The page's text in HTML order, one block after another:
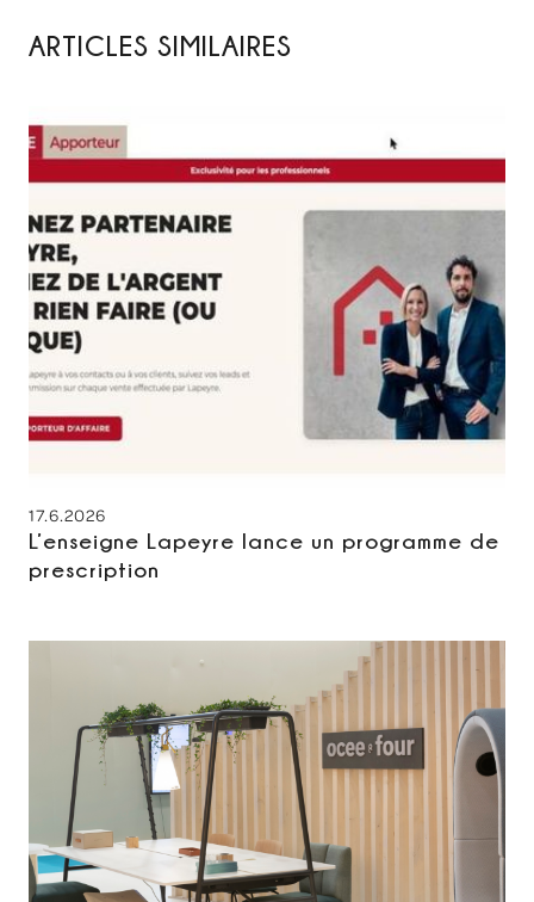
ARTICLES SIMILAIRES
17.6.2026
L’enseigne Lapeyre lance un programme de
prescription